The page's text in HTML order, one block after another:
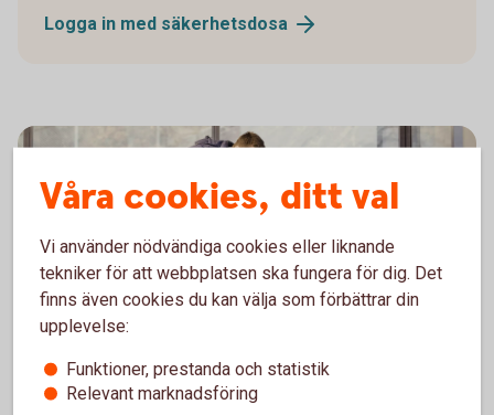
Logga in med säkerhetsdosa
Du är under 18 och ska logga in
Våra cookies, ditt val
Vi använder nödvändiga cookies eller liknande
tekniker för att webbplatsen ska fungera för dig. Det
finns även cookies du kan välja som förbättrar din
upplevelse:
Funktioner, prestanda och statistik
Relevant marknadsföring